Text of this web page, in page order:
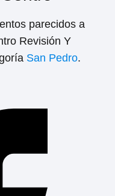
parecidos a
Revisión Y
San Pedro.